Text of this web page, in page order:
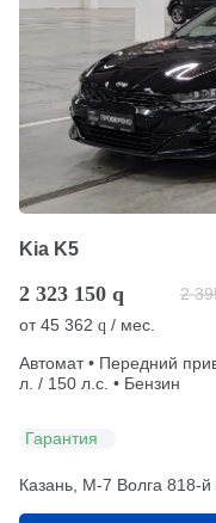
Kia K5
2 323 150 q 2
от45 362 q / мес.
Автомат • Передний
л. / 150 л.с. • Бензин
Гарантия
Казань, М-7 Волга 818-